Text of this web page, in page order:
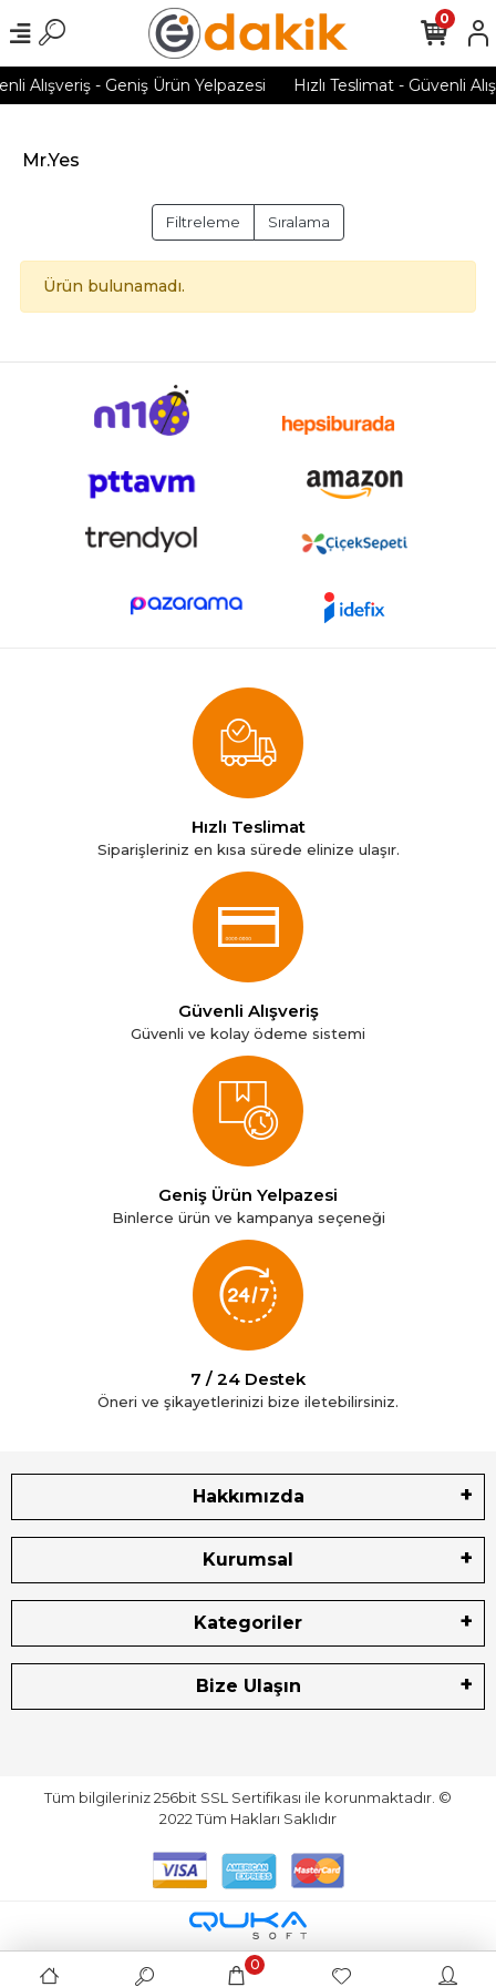
Alışveriş - Geniş Ürün Yelpazesi Hızlı Teslimat - Güvenli
0
Mr.Yes
Filtreleme Sıralama
Ürün bulunamadı.
Hızlı Teslimat
Siparişleriniz en kısa sürede elinize ulaşır.
Güvenli Alışveriş
Güvenli ve kolay ödeme sistemi
Geniş Ürün Yelpazesi
Binlerce ürün ve kampanya seçeneği
7 / 24 Destek
Öneri ve şikayetlerinizi bize iletebilirsiniz.
Hakkımızda
Kurumsal
Kategoriler
Bize Ulaşın
Tüm bilgileriniz 256bit SSL Sertifikası ile korunmaktadır. ©
2022Tüm Hakları Saklıdır
0